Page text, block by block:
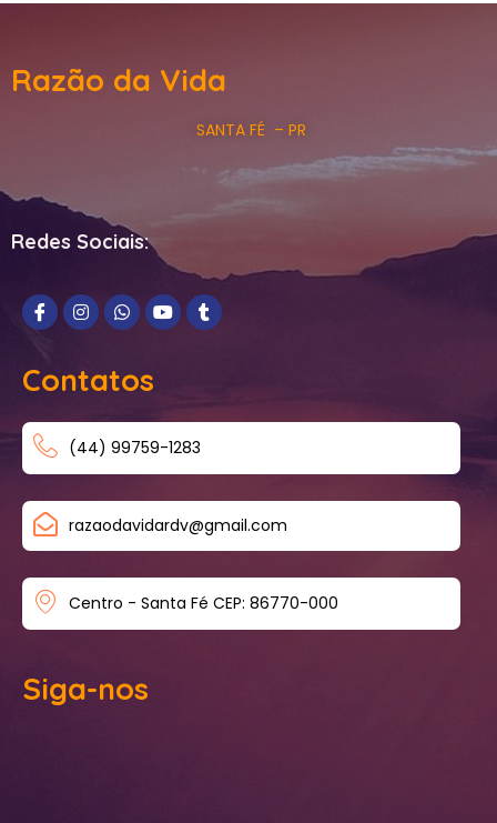
Razão da Vida
SANTA FÉ – PR
Redes Sociais:
Contatos
(44) 99759-1283
razaodavidardv@gmail.com
Centro - Santa Fé CEP: 86770-000
Siga-nos